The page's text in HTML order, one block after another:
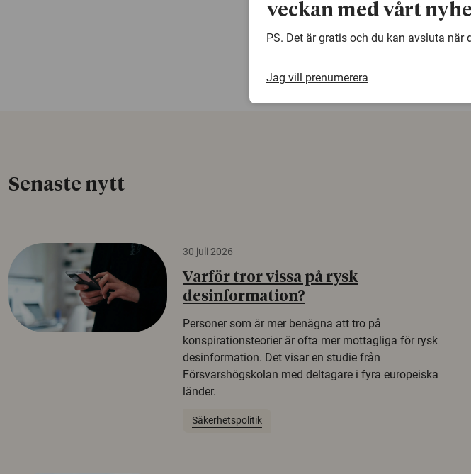
warning Denna artikel
samma ämne.
Senaste nytt
30 juli 2026
Varför tror vissa på rysk
desinformation?
Personer som är mer benägna att tro på
konspirationsteorier är ofta mer mottagliga för rysk
desinformation. Det visar en studie från
Försvarshögskolan med deltagare i fyra europeiska
länder.
Säkerhetspolitik
veckan med vårt
PS. Det är gratis och du kan avsluta när
Jag vill prenumerera